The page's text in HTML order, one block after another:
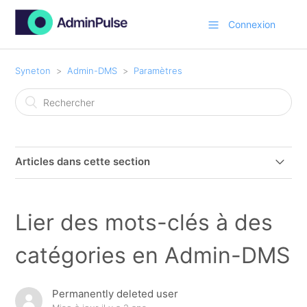
Connexion
Syneton Admin-DMS Paramètres
Articles dans cette section
Admin-DMS Addon pour le New Outlook 365 -
Installation
Lier des mots-clés à des
catégories en Admin-DMS
Permanently deleted user